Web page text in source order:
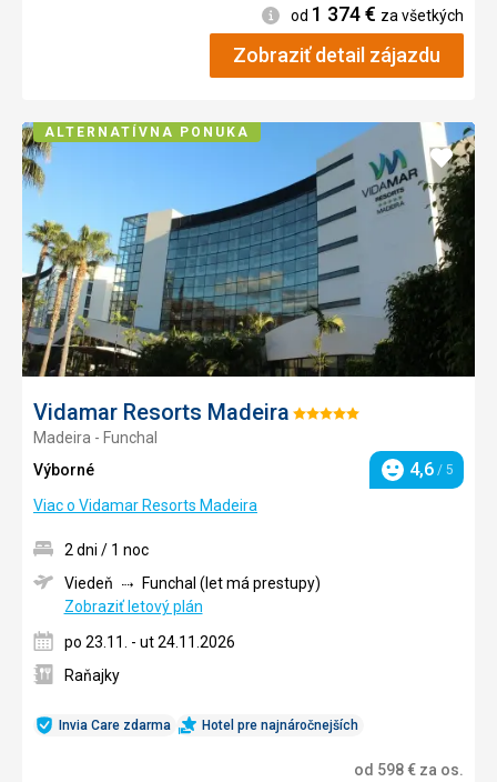
Informácie
od 1 374€ za všetkých
Zobraziť detail zájazdu
Vidamar Resorts Madeira Hodnotenie:
Madeira - Funchal
Výborné
Hodnotenie
4,6 / 5
Viac o Vidamar Resorts Madeira
Pridať
do
Invia Care zdarma Hotel pre najnáročnejších
2 dni / 1 noc
Viedeň
Funchal (let má prestupy)
Zobraziť letový plán
po 23.11. - ut 24.11.2026
Raňajky
od 598€ za os.
ALTERNATÍVNA PONUKA